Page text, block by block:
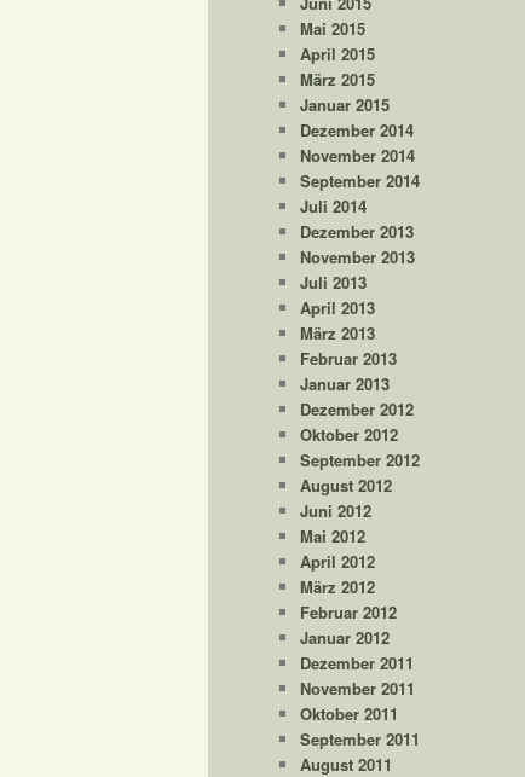
Mai 2015
April 2015
März 2015
Januar 2015
Dezember 2014
November 2014
September 2014
Juli 2014
Dezember 2013
November 2013
Juli 2013
April 2013
März 2013
Februar 2013
Januar 2013
Dezember 2012
Oktober 2012
September 2012
August 2012
Juni 2012
Mai 2012
April 2012
März 2012
Februar 2012
Januar 2012
Dezember 2011
November 2011
Oktober 2011
September 2011
August 2011